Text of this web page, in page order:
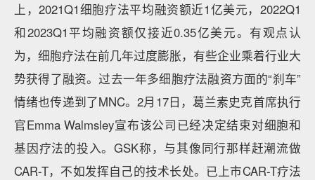
上，2021Q1细胞疗法平均融资额近1亿美元，2022Q1
和2023Q1平均融资额仅接近0.35亿美元。有观点认
为，细胞疗法在前几年过度膨胀，有些企业乘着行业大
势获得了融资。过去一年多细胞疗法融资方面的“刹车”
情绪也传递到了MNC。2月17日，葛兰素史克首席执行
官Emma Walmsley宣布该公司已经决定结束对细胞和
基因疗法的投入。GSK称，与其像同行那样赶潮流做
CAR-T，不如发挥自己的技术长处。已上市CAR-T疗法